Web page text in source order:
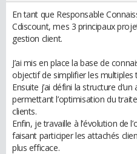
En tant que Responsable
Cdiscount, mes 3 principaux
gestion client.
J’ai mis en place la base de
objectif de simplifier les multiples
Ensuite j’ai défini la structure
permettant l’optimisation du
clients.
Enfin, je travaille à l’évolution de
faisant participer les attachés
plus efficace.